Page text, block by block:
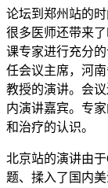
论坛到郑州站的
很多医师还带来
课专家进行充分
任会议主席，河
教授的演讲。会
内演讲嘉宾。专
和治疗的认识。
北京站的演讲由
题、揉入了国内